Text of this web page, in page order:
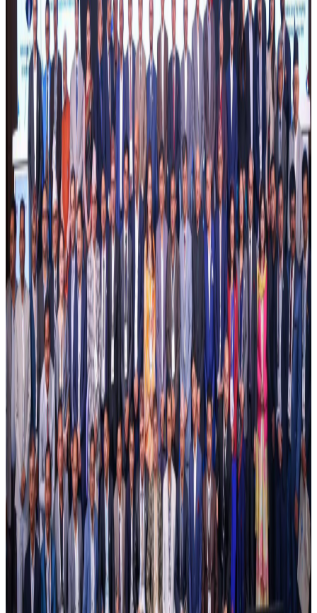
मुद्दाको अन्तिम फैसला भने बाँकी रहेको छ । आरोपित चार जना नै
नाबालक हुन् ।
यस वेवसाइटमा प्रकाशित समाचार, विचार र लेखबारे तपाईंको कुनै
प्रतिक्रिया, गुनासो, सुझाव र सल्लाह छन् भने कृपया हामीलाई निम्न ईमेलमा
पठाउनुहोला । तपाईंको सहयोगले हामीलाई निष्पक्ष र तटस्थ पत्रकारिता गर्न
टेवा पुग्नेछ । सम्पर्क इमेल : info@nepaltube.com.au
शेयर:
प्रतिक्रिया दिनुहोस
टिप्पणीहरू लोड हुँदैछ…
सम्बन्धित समाचार
मध्यपूर्वका नेपाली : ११ जना पक्राउ, अरु अवस्था के छ
?
२०२६ अप्रिल ४
एनआरएनए अभियान : प्रवासी नेपाली श्रमिकलाई
मानसिक स्वास्थ्य परामर्श
२०२६ अप्रिल ३
आजबाट एसईई सुरु, ५ लाख १२ हजार विद्यार्थी
सहभागी
२०२६ अप्रिल ३